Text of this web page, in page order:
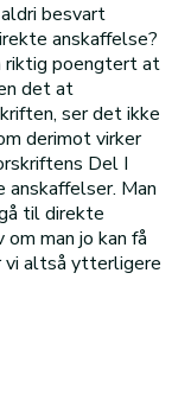
besvart
anskaffelse?
riktig poengtert at
det at
ser det ikke
derimot virker
Del I
Man
til direkte
man jo kan få
vi altså ytterligere